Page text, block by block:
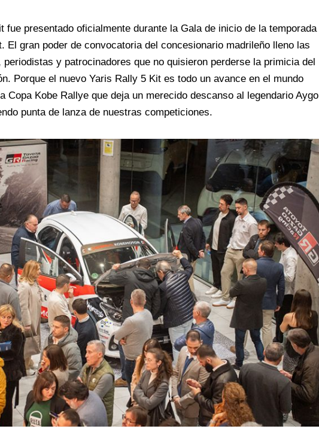
fue presentado oficialmente durante la Gala de inicio de la temporada
El gran poder de convocatoria del concesionario madrileño lleno las
y patrocinadores que no quisieron perderse la primicia del
Porque el nuevo Yaris Rally 5 Kit es todo un avance en el mundo
Copa Kobe Rallye que deja un merecido descanso al legendario Aygo
punta de lanza de nuestras competiciones.